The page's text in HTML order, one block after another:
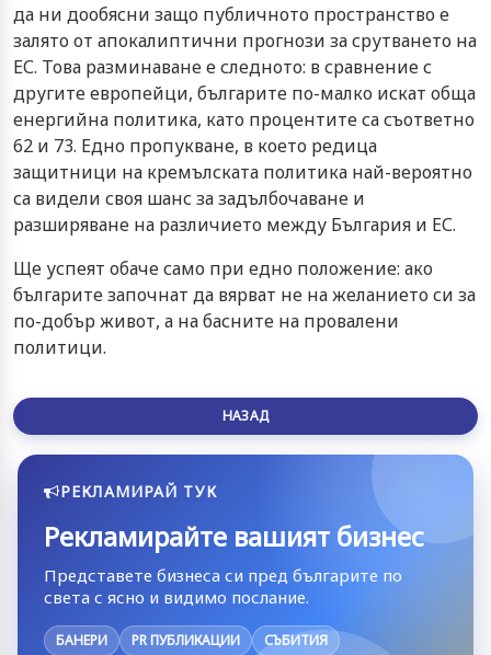
да ни дообясни защо публичното пространство е
залято от апокалиптични прогнози за срутването на
ЕС. Това разминаване е следното: в сравнение с
другите европейци, българите по-малко искат обща
енергийна политика, като процентите са съответно
62 и 73. Едно пропукване, в което редица
защитници на кремълската политика най-вероятно
са видели своя шанс за задълбочаване и
разширяване на различието между България и ЕС.
Ще успеят обаче само при едно положение: ако
българите започнат да вярват не на желанието си за
по-добър живот, а на басните на провалени
политици.
НАЗАД
РЕКЛАМИРАЙ ТУК
Рекламирайте вашият бизнес
Представете бизнеса си пред българите по
света с ясно и видимо послание.
БАНЕРИ PR ПУБЛИКАЦИИ СЪБИТИЯ